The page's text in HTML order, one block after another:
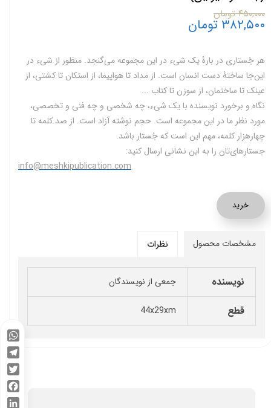
۴۵۰,۰۰۰ تومان
۳۸۲,۵۰۰ تومان
هر جُستاری در بارۀ یک شیء در این مجموعه میگنجد. منظور از شیء در
اینجا ساختۀ دست انسان است. از مداد تا هواپیما، از استکان تا کشتی، از
عینک تا ساختمان، از سوزن تا کتاب ...
نگاه و برخورد نویسنده با یک شیء، چه شخصی و چه فنی و تخصصی،
مورد نظر ما در این مجموعه است. حجم نوشته آزاد است. از صد کلمه تا
چهارهزار کلمه، مهم این است که جُستار باشد.
جستارهایتان را به این نشانی ارسال کنید:
info@meshkipublication.com
خرید
مشخصات محصول نظرات
نویسنده جمعی از نویسندگان
قطع 44x29xm
WhatsApp
Telegram
Twitter
Facebook